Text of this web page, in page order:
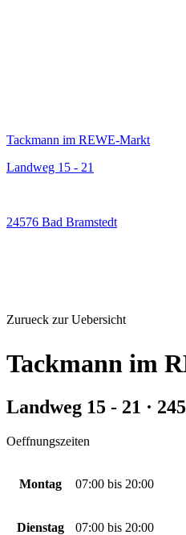
Tackmann im REWE-Markt
Landweg 15 - 21
24576 Bad Bramstedt
Zurueck zur Uebersicht
Tackmann im
Landweg 15 - 21 ·
Oeffnungszeiten
Montag 07:00 bis 20:00
Dienstag 07:00 bis 20:00